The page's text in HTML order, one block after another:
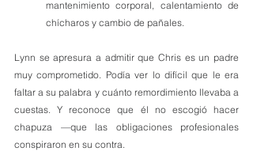
mantenimiento corporal, calentamiento de
chícharos y cambio de pañales.
Lynn se apresura a admitir que Chris es un padre
muy comprometido. Podía ver lo difícil que le era
faltar a su palabra y cuánto remordimiento llevaba a
cuestas. Y reconoce que él no escogió hacer
chapuza —que las obligaciones profesionales
conspiraron en su contra.